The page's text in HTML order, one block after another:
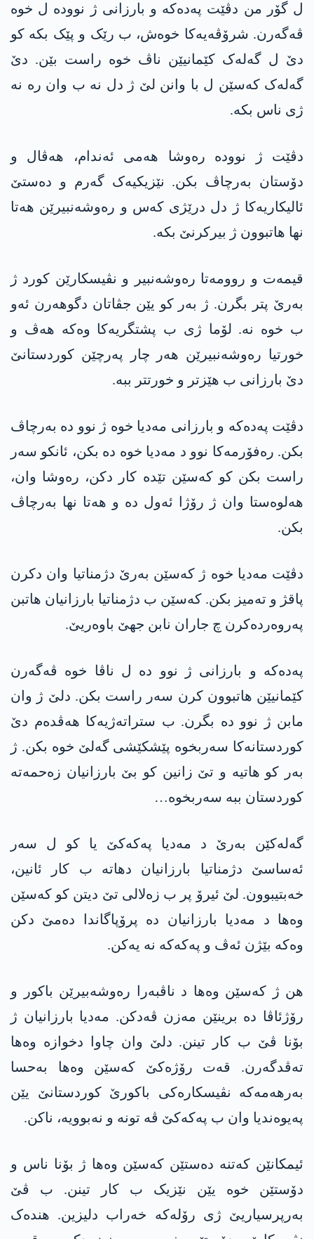
ل گۆر من دڤێت پەدەکە و بارزانی ژ نوودە ل خوە
ڤەگەرن. شرۆڤەیەکا خوەش، ب رێک و پێک بکە کو
دێ ل گەلەک کێمانیێن ناڤ خوە راست بێن. دێ
گەلەک کەسێن ل با وانن لێ ژ دل نە ب وان رە نە
ژی ناس بکە.
دڤێت ژ نوودە رەوشا ھەمی ئەندام، ھەڤال و
دۆستان بەرچاڤ بکن. نێزیکیەک گەرم و دەستێ
ئالیکاریەکا ژ دل درێژی کەس و رەوشەنبیرێن ھەتا
نھا ھاتبوون ژ بیرکرنێ بکە.
قیمەت و روومەتا رەوشەنبیر و نڤیسکارێن کورد ژ
بەرێ پتر بگرن. ژ بەر کو یێن جڤاتان دگوھەرن ئەو
ب خوە نە. لۆما ژی ب پشتگریەکا وەکە ھەڤ و
خورتیا رەوشەنبیرێن ھەر چار پەرچێن کوردستانێ
دێ بارزانی ب ھێزتر و خورتتر ببە.
دڤێت پەدەکە و بارزانی مەدیا خوە ژ نوو دە بەرچاڤ
بکن. رەفۆرمەکا نوو د مەدیا خوە دە بکن، ئانکو سەر
راست بکن کو کەسێن تێدە کار دکن، رەوشا وان،
ھەلوەستا وان ژ رۆژا ئەول دە و ھەتا نھا بەرچاڤ
بکن.
دڤێت مەدیا خوە ژ کەسێن بەرێ دژمناتیا وان دکرن
پاقژ و تەمیز بکن. کەسێن ب دژمناتیا بارزانیان ھاتبن
پەروەردەکرن چ جاران نابن جھێ باوەریێ.
پەدەکە و بارزانی ژ نوو دە ل ناڤا خوە ڤەگەرن
کێمانیێن ھاتبوون کرن سەر راست بکن. دلێ ژ وان
مابن ژ نوو دە بگرن. ب ستراتەژیەکا ھەڤدەم دێ
کوردستانەکا سەربخوە پێشکێشی گەلێ خوە بکن. ژ
بەر کو ھاتیە و تێ زانین کو بێ بارزانیان زەحمەتە
کوردستان ببە سەربخوە…
گەلەکێن بەرێ د مەدیا پەکەکێ یا کو ل سەر
ئەساسێ دژمناتیا بارزانیان دھاتە ب کار ئانین،
خەبتیبوون. لێ ئیرۆ پر ب زەلالی تێ دیتن کو کەسێن
وەھا د مەدیا بارزانیان دە پرۆپاگاندا دەمێ دکن
وەکە بێژن ئەڤ و پەکەکە نە یەکن.
ھن ژ کەسێن وەھا د ناڤبەرا رەوشەبیرێن باکور و
رۆژئاڤا دە برینێن مەزن ڤەدکن. مەدیا بارزانیان ژ
بۆنا ڤێ ب کار تینن. دلێ وان چاوا دخوازە وەھا
تەڤدگەرن. قەت رۆژەکێ کەسێن وەھا بەحسا
بەرھەمەکە نڤیسکارەکی باکورێ کوردستانێ یێن
پەیوەندیا وان ب پەکەکێ ڤە تونە و نەبوویە، ناکن.
ئیمکانێن کەتنە دەستێن کەسێن وەھا ژ بۆنا ناس و
دۆستێن خوە یێن نێزیک ب کار تینن. ب ڤێ
بەرپرسیاریێ ژی رۆلەکە خەراب دلیزین. ھندەک